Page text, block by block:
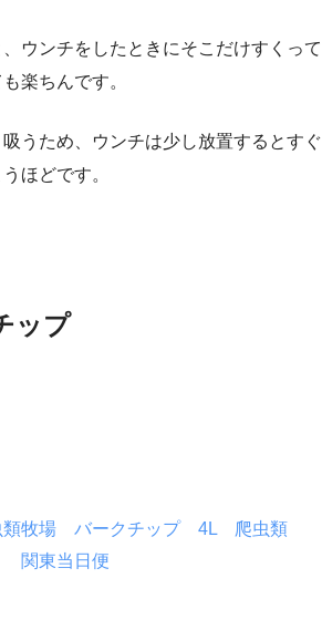
ウンチをしたときにそこだけすくって
楽ちんです。
うため、ウンチは少し放置するとすぐ
ほどです。
ップ
類牧場 バークチップ 4L 爬虫類
関東当日便